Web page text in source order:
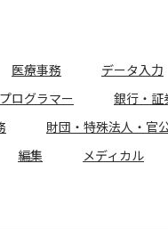
医療事務 データ入力
ログラマー 銀行・証
財団・特殊法人・官
編集 メディカル